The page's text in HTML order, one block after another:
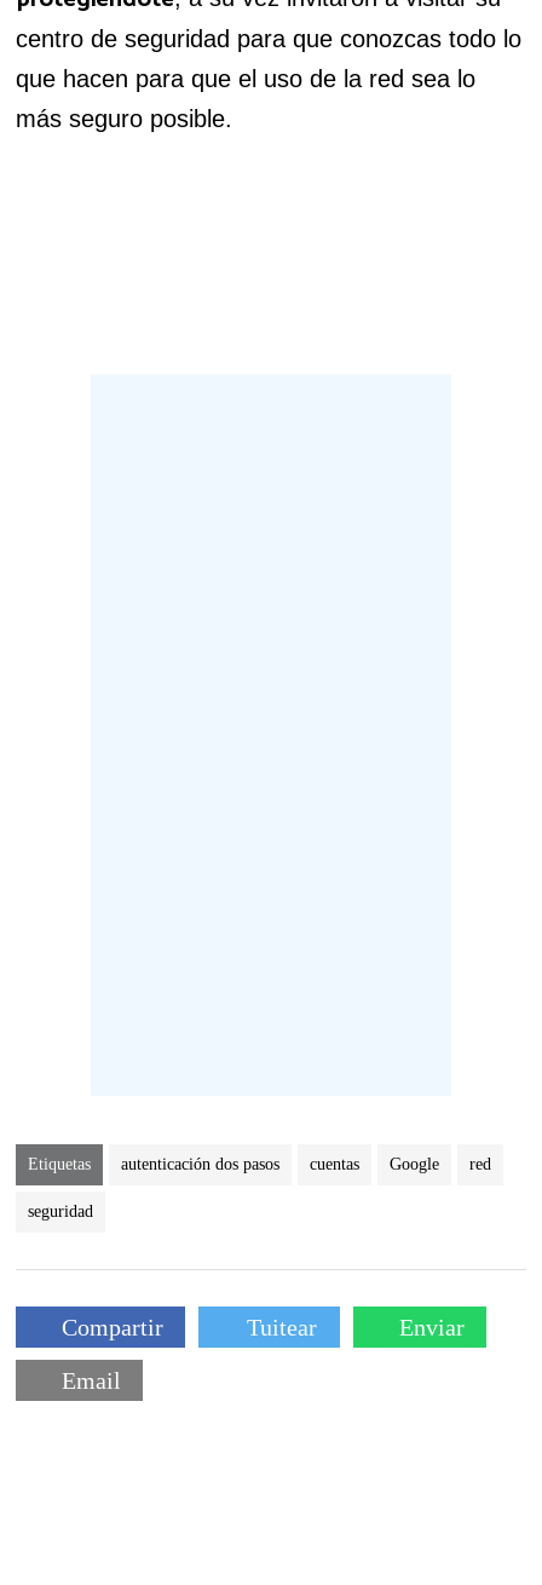
centro de seguridad para que conozcas todo lo
que hacen para que el uso de la red sea lo
más seguro posible.
Etiquetas autenticación dos pasos cuentas Google red
seguridad
Compartir Tuitear
Enviar
Email